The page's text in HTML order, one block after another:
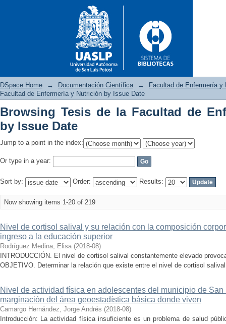
Browsing Tesis de la
DSpace Home → Documentación Científica →
Facultad de Enfermería y
Facultad de Enfermería y Nutrición by Issue Date
Browsing Tesis de la Facultad de
by Issue Date
Jump to a point in the index:
Or type in a year:
Sort by: Order: Results:
Now showing items 1-20 of 219
Nivel de cortisol salival y su relación con la composición
ingreso a la educación superior
Rodríguez Medina, Elisa (2018-08)
INTRODUCCIÓN. El nivel de cortisol salival constantemente elevado
OBJETIVO. Determinar la relación que existe entre el nivel de cortisol
Nivel de actividad física en adolescentes del municipio de
marginación del área geoestadística básica donde viven
Camargo Hernández, Jorge Andrés (2018-08)
Introducción: La actividad física insuficiente es un problema de salud